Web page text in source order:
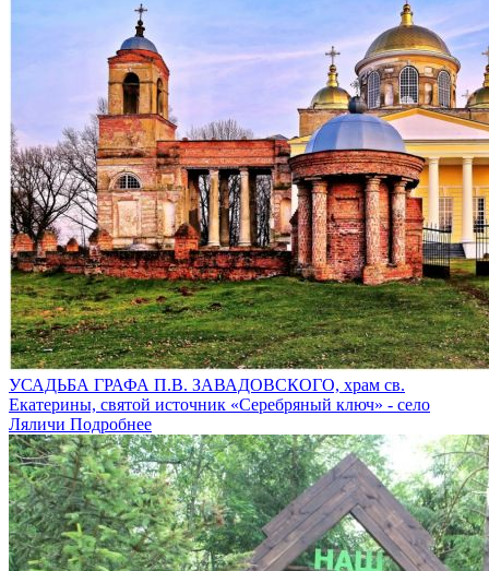
УСАДЬБА ГРАФА П.В. ЗАВАДОВСКОГО, храм св.
Екатерины, святой источник «Серебряный ключ» - село
Ляличи Подробнее